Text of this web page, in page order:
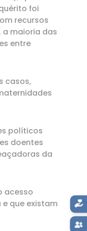
foi
recursos
a maioria das
entre
casos,
políticos
doentes
da
acesso
que existam